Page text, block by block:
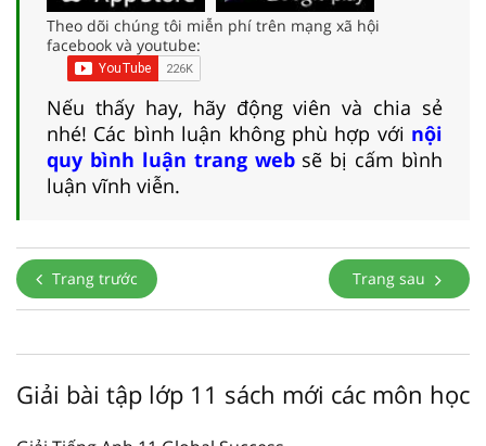
Theo dõi chúng tôi miễn phí trên mạng xã hội
facebook và youtube:
Nếu thấy hay, hãy động viên và chia sẻ
nhé! Các bình luận không phù hợp với nội
quy bình luận trang websẽ bị cấm bình
luận vĩnh viễn.
Trang trước Trang sau
Giải bài tập lớp 11 sách mới các môn học